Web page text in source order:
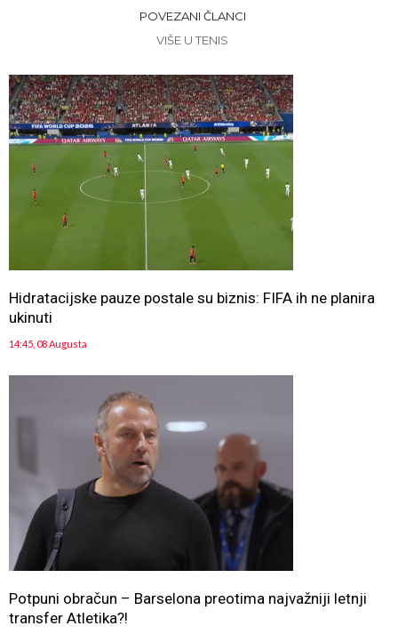
POVEZANI ČLANCI
VIŠE U TENIS
Hidratacijske pauze postale su biznis: FIFA ih ne planira
ukinuti
14:45, 08 Augusta
Potpuni obračun – Barselona preotima najvažniji letnji
transfer Atletika?!